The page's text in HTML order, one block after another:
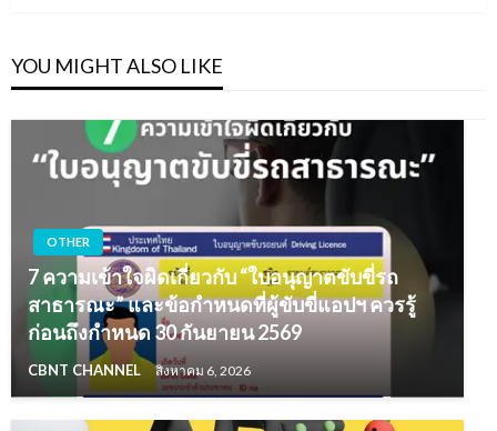
YOU MIGHT ALSO LIKE
OTHER
7 ความเข้าใจผิดเกี่ยวกับ “ใบอนุญาตขับขี่รถ
สาธารณะ” และข้อกำหนดที่ผู้ขับขี่แอปฯ ควรรู้
ก่อนถึงกำหนด 30 กันยายน 2569
CBNT CHANNEL สิงหาคม 6, 2026